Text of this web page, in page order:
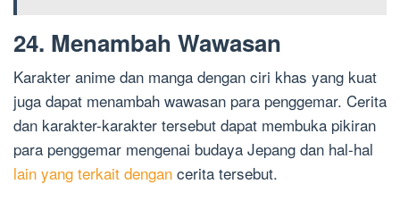
24. Menambah Wawasan
Karakter anime dan manga dengan ciri khas yang kuat
juga dapat menambah wawasan para penggemar. Cerita
dan karakter-karakter tersebut dapat membuka pikiran
para penggemar mengenai budaya Jepang dan hal-hal
lain yang terkait dengan cerita tersebut.